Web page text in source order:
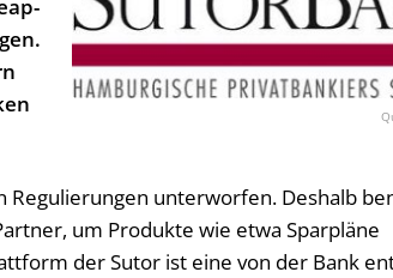
unterworfen. Deshalb
um Produkte wie etwa Sparpläne
der Sutor ist eine von der Bank